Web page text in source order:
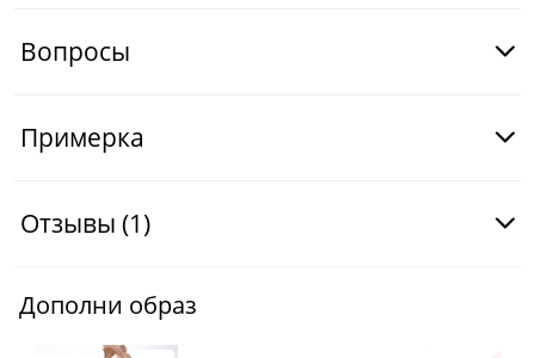
Вопросы
Примерка
Отзывы (1)
Дополни образ